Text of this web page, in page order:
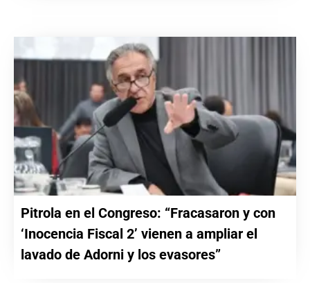
Pitrola en el Congreso: “Fracasaron y con
‘Inocencia Fiscal 2’ vienen a ampliar el
lavado de Adorni y los evasores”